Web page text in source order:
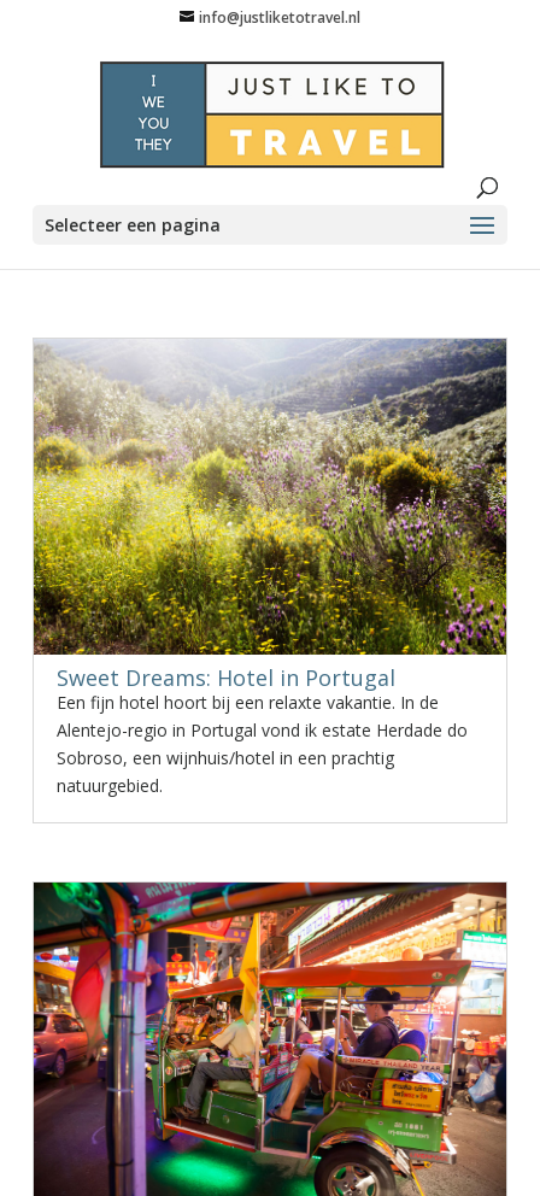
info@justliketotravel.nl
Selecteer een pagina
Sweet Dreams: Hotel in Portugal
Een fijn hotel hoort bij een relaxte vakantie. In de
Alentejo-regio in Portugal vond ik estate Herdade do
Sobroso, een wijnhuis/hotel in een prachtig
natuurgebied.